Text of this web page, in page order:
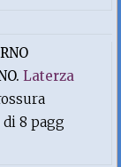
Laterza
8 pagg